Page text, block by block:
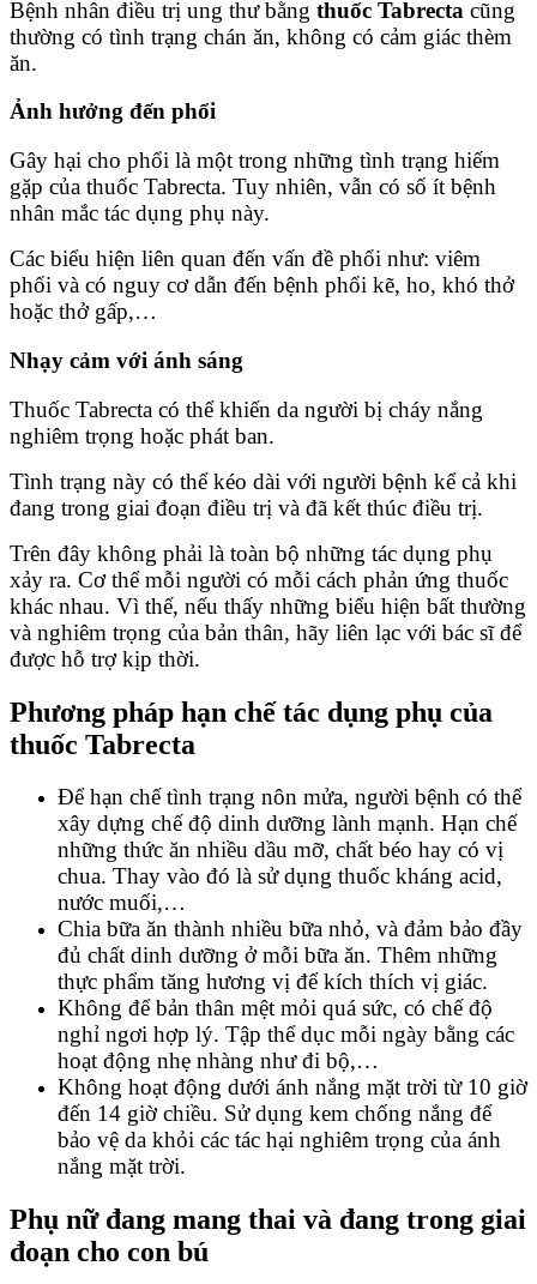
Bệnh nhân điều trị ung thư bằng thuốc Tabrecta cũng
thường có tình trạng chán ăn, không có cảm giác thèm
ăn.
Ảnh hưởng đến phổi
Gây hại cho phổi là một trong những tình trạng hiếm
gặp của thuốc Tabrecta. Tuy nhiên, vẫn có số ít bệnh
nhân mắc tác dụng phụ này.
Các biểu hiện liên quan đến vấn đề phổi như: viêm
phổi và có nguy cơ dẫn đến bệnh phổi kẽ, ho, khó thở
hoặc thở gấp,…
Nhạy cảm với ánh sáng
Thuốc Tabrecta có thể khiến da người bị cháy nắng
nghiêm trọng hoặc phát ban.
Tình trạng này có thể kéo dài với người bệnh kể cả khi
đang trong giai đoạn điều trị và đã kết thúc điều trị.
Trên đây không phải là toàn bộ những tác dụng phụ
xảy ra. Cơ thể mỗi người có mỗi cách phản ứng thuốc
khác nhau. Vì thế, nếu thấy những biểu hiện bất thường
và nghiêm trọng của bản thân, hãy liên lạc với bác sĩ để
được hỗ trợ kịp thời.
Phương pháp hạn chế tác dụng phụ của
thuốc Tabrecta
Để hạn chế tình trạng nôn mửa, người bệnh có thể
xây dựng chế độ dinh dưỡng lành mạnh. Hạn chế
những thức ăn nhiều dầu mỡ, chất béo hay có vị
chua. Thay vào đó là sử dụng thuốc kháng acid,
nước muối,…
Chia bữa ăn thành nhiều bữa nhỏ, và đảm bảo đầy
đủ chất dinh dưỡng ở mỗi bữa ăn. Thêm những
thực phẩm tăng hương vị để kích thích vị giác.
Không để bản thân mệt mỏi quá sức, có chế độ
nghỉ ngơi hợp lý. Tập thể dục mỗi ngày bằng các
hoạt động nhẹ nhàng như đi bộ,…
Không hoạt động dưới ánh nắng mặt trời từ 10 giờ
đến 14 giờ chiều. Sử dụng kem chống nắng để
bảo vệ da khỏi các tác hại nghiêm trọng của ánh
nắng mặt trời.
Phụ nữ đang mang thai và đang trong giai
đoạn cho con bú